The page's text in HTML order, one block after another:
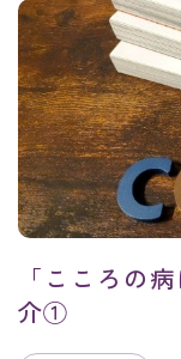
「こころの
介①